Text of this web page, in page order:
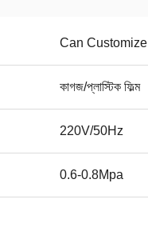
Can Customize
কাগজ/প্লাস্টিক ফিল্ম
220V/50Hz
0.6-0.8Mpa